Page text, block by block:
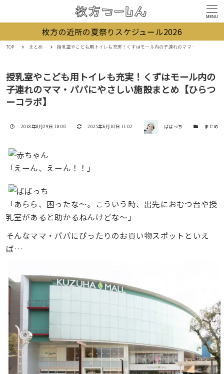
MENU
枚方の近所の夏祭りスケジュール2026
TOP まとめ 授乳室やこども用トイレも充実！くずはモール内の子連れのママ・パパにやさしい施設まとめ【ひらつーコラボ】
授乳室やこども用トイレも充実！くずはモール内の
子連れのママ・パパにやさしい施設まとめ【ひらつ
ーコラボ】
投稿日
2018年8月29日 18:00 更新日
2025年6月10日 11:02 著者 ばばっち カテゴリー
まとめ
「えーん、えーん！！」
「あらら、困ったな〜。こういう時、出先におむつ台や授
乳室があると助かるねんけどな〜」
そんなママ・パパにぴったりのお買い物スポットといえ
ば…